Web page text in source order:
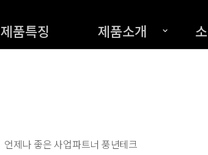
제품특징 제품소개
언제나 좋은 사업파트너 풍년테크